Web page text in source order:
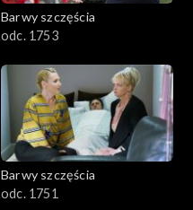
Barwy szczęścia
odc. 1753
Barwy szczęścia
odc. 1751